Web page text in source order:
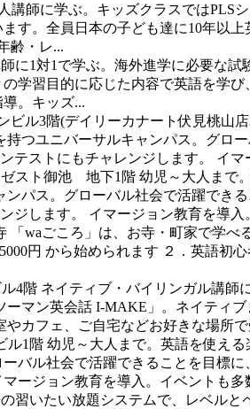
講師に学ぶ。キッズクラスではPLS
す。全員日本の子ども達に10年以
齢・レ...
に1対1で学ぶ。海外進学に必要な試
学習目的に応じた内容で英語を学
。キッズ...
ビル3階(デイリーカナート伏見桃山
つユニバーサルキャンパス。グロ
ストにもチャレンジします。 イ
ゼスト御池 地下1階 幼児～大人まで
パス。グローバル社会で活躍でき
ジします。 イマージョン教育を導入
「waごころ」は、お寺・町家で学べ
円 から始められます ２．英語初
4階 ネイティブ・バイリンガル講師
マン英会話 I-MAKE」。ネイティ
カフェ、ご自宅などお好きな場所で
ル1階 幼児～大人まで。英語を使え
バル社会で活躍できることを目標
ージョン教育を導入。イベントも多
習いたい放題システムで、レベル